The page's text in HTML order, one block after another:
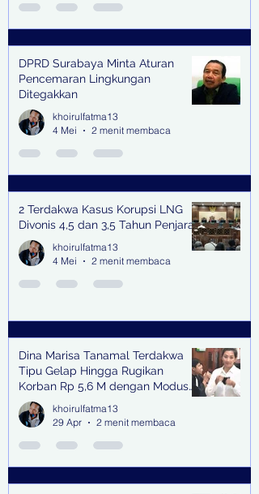
DPRD Surabaya Minta Aturan
Pencemaran Lingkungan
Ditegakkan
khoirulfatma13
4 Mei
2 menit membaca
2 Terdakwa Kasus Korupsi LNG
Divonis 4,5 dan 3,5 Tahun Penjara
khoirulfatma13
4 Mei
2 menit membaca
Dina Marisa Tanamal Terdakwa
Tipu Gelap Hingga Rugikan
Korban Rp 5,6 M dengan Modus
Kerja Sama Impor Bodong
khoirulfatma13
29 Apr
2 menit membaca